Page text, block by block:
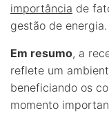
importância de
gestão de energia.
Em resumo, a
reflete um
beneficiando os
momento